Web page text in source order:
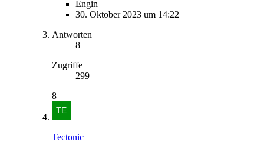
Engin
30. Oktober 2023 um 14:22
Antworten
8
Zugriffe
299
8
Tectonic